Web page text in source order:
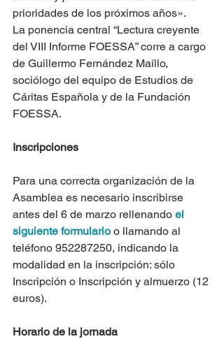
prioridades de los próximos años».
La ponencia central “Lectura creyente
del VIII Informe FOESSA” corre a cargo
de Guillermo Fernández Maíllo,
sociólogo del equipo de Estudios de
Cáritas Española y de la Fundación
FOESSA.
Inscripciones
Para una correcta organización de la
Asamblea es necesario inscribirse
antes del 6 de marzo rellenando el
siguiente formulario o llamando al
teléfono 952287250, indicando la
modalidad en la inscripción: sólo
Inscripción o Inscripción y almuerzo (12
euros).
Horario de la jornada